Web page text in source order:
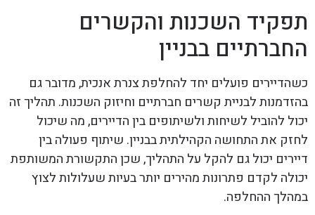
תפקיד השכנות והקשרים
החברתיים בבניין
כשהדיירים פועלים יחד להחלפת צנרת אנכית, מדובר גם
בהזדמנות לבניית קשרים חברתיים וחיזוק השכנות. תהליך זה
יכול להוביל לשיחות ולשיתופים בין הדיירים, מה שיכול
לחזק את התחושה הקהילתית בבניין. שיתוף פעולה בין
דיירים יכול גם להקל על התהליך, שכן התקשורת המשותפת
יכולה לקדם פתרונות מהירים יותר בעיות שעלולות לצוץ
במהלך ההחלפה.